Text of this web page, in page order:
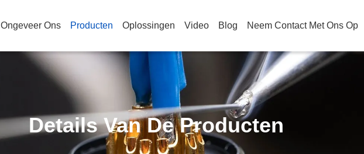
Ongeveer Ons Producten Oplossingen Video Blog Neem Contact Met Ons Op
Details Van De Producten